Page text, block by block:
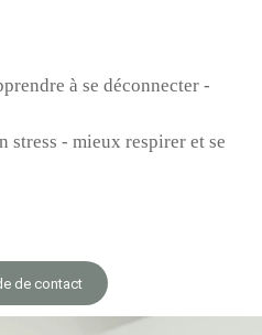
à se déconnecter -
stress - mieux respirer et se
de contact